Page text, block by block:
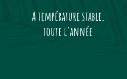
A température stable,
toute l'année